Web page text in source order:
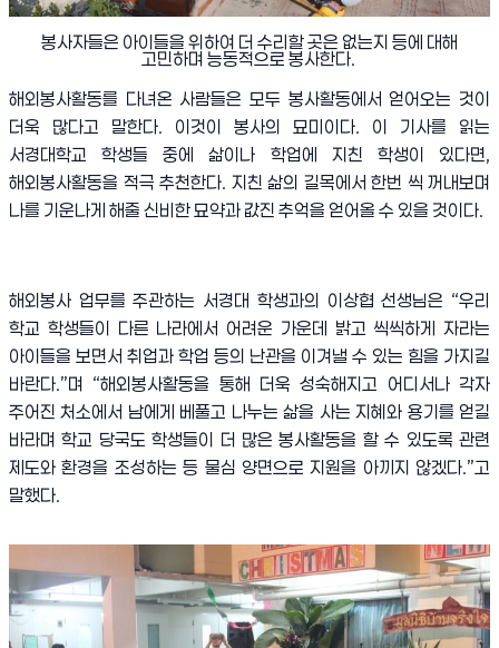
봉사자들은 아이들을 위하여 더 수리할 곳은 없는지 등에 대해
고민하며 능동적으로 봉사한다.
해외봉사활동를 다녀온 사람들은 모두 봉사활동에서 얻어오는 것이
더욱 많다고 말한다. 이것이 봉사의 묘미이다. 이 기사를 읽는
서경대학교 학생들 중에 삶이나 학업에 지친 학생이 있다면,
해외봉사활동을 적극 추천한다. 지친 삶의 길목에서 한번 씩 꺼내보며
나를 기운나게 해줄 신비한 묘약과 값진 추억을 얻어올 수 있을 것이다.
해외봉사 업무를 주관하는 서경대 학생과의 이상협 선생님은 “우리
학교 학생들이 다른 나라에서 어려운 가운데 밝고 씩씩하게 자라는
아이들을 보면서 취업과 학업 등의 난관을 이겨낼 수 있는 힘을 가지길
바란다.”며 “해외봉사활동을 통해 더욱 성숙해지고 어디서나 각자
주어진 처소에서 남에게 베풀고 나누는 삶을 사는 지혜와 용기를 얻길
바라며 학교 당국도 학생들이 더 많은 봉사활동을 할 수 있도록 관련
제도와 환경을 조성하는 등 물심 양면으로 지원을 아끼지 않겠다.”고
말했다.